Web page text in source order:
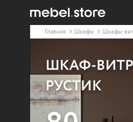
Главная Шкафы Шкафы-